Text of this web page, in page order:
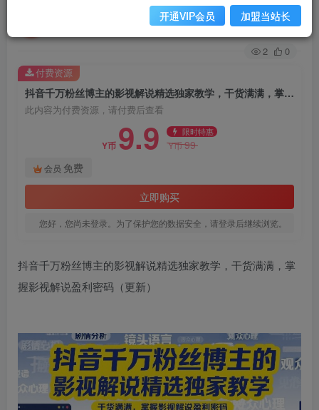
关注
2 0
抖音千万粉丝博主的影视解说精选独家教学，干货满满，掌握影视解说盈利密码(更新)
此内容为付费资源，请付费后查看
Y币 9.9 限时特惠
Y币99
会员 免费
立即购买
您好，您尚未登录。为了保护您的数据安全，请登录后继续浏览。
付费资源
抖音千万粉丝博主的影视解说精选独家教学，干货满满，掌
握影视解说盈利密码（更新）
开通VIP会员 加盟当站长